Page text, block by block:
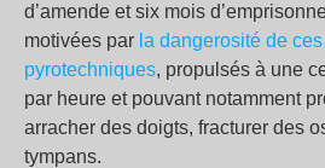
d’amende et six mois
motivées par la dangerosité de
pyrotechniques, propulsés à une
par heure et pouvant notamment
arracher des doigts, fracturer des
tympans.